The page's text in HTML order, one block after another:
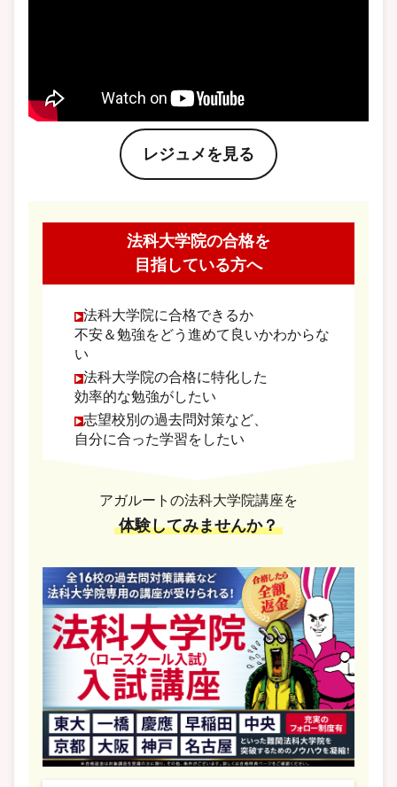
レジュメを見る
法科大学院の合格を
目指している方へ
法科大学院に合格できるか
不安＆勉強をどう進めて良いかわからな
い
法科大学院の合格に特化した
効率的な勉強がしたい
志望校別の過去問対策など、
自分に合った学習をしたい
アガルートの法科大学院講座を
体験してみませんか？